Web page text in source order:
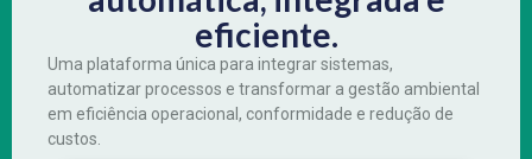
eficiente.
Uma plataforma única para integrar sistemas,
automatizar processos e transformar a gestão ambiental
em eficiência operacional, conformidade e redução de
custos.